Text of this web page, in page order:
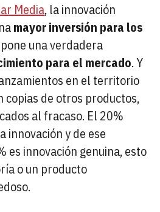
Media, la innovación
mayor inversión para los
una verdadera
para el mercado. Y
en el territorio
copias de otros productos,
al fracaso. El 20%
innovación y de ese
es innovación genuina, esto
o un producto